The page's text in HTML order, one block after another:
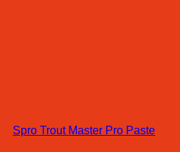
Spro Trout Master Pro Paste